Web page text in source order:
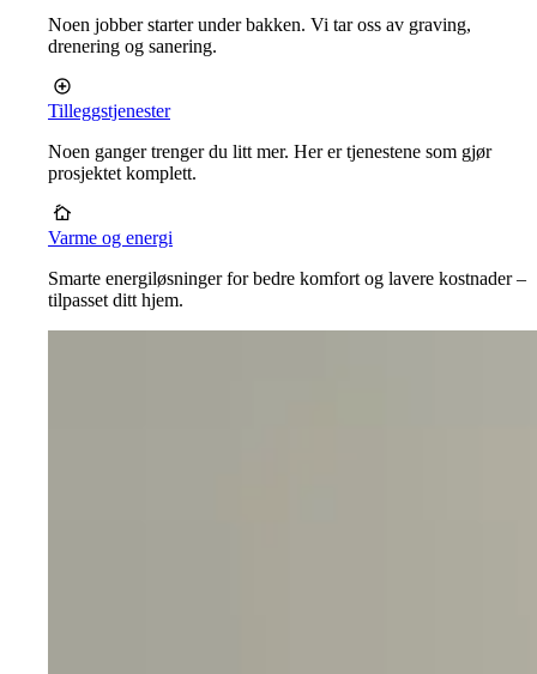
Noen jobber starter under bakken. Vi tar oss av graving,
drenering og sanering.
Tilleggstjenester
Noen ganger trenger du litt mer. Her er tjenestene som gjør
prosjektet komplett.
Varme og energi
Smarte energiløsninger for bedre komfort og lavere kostnader –
tilpasset ditt hjem.